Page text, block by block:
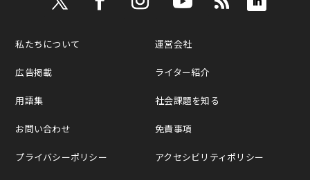
私たちについて
広告掲載
用語集
お問い合わせ
プライバシーポリシー
運営会社
ライター紹介
社会課題を知る
免責事項
アクセシビリティポリシー